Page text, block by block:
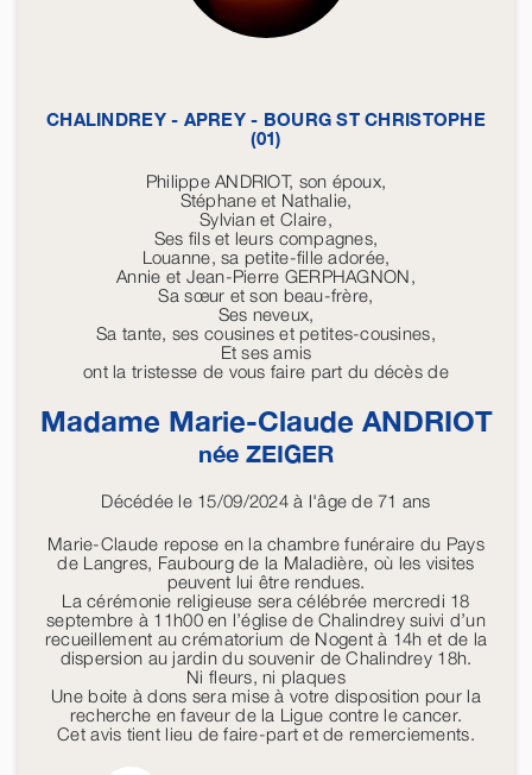
CHALINDREY - APREY - BOURG ST CHRISTOPHE
(01)
Philippe ANDRIOT, son époux,
Stéphane et Nathalie,
Sylvian et Claire,
Ses fils et leurs compagnes,
Louanne, sa petite-fille adorée,
Annie et Jean-Pierre GERPHAGNON,
Sa sœur et son beau-frère,
Ses neveux,
Sa tante, ses cousines et petites-cousines,
Et ses amis
ont la tristesse de vous faire part du décès de
Madame Marie-Claude ANDRIOT
née ZEIGER
Décédée le 15/09/2024 à l'âge de 71 ans
Marie-Claude repose en la chambre funéraire du Pays
de Langres, Faubourg de la Maladière, où les visites
peuvent lui être rendues.
La cérémonie religieuse sera célébrée mercredi 18
septembre à 11h00 en l’église de Chalindrey suivi d’un
recueillement au crématorium de Nogent à 14h et de la
dispersion au jardin du souvenir de Chalindrey 18h.
Ni fleurs, ni plaques
Une boite à dons sera mise à votre disposition pour la
recherche en faveur de la Ligue contre le cancer.
Cet avis tient lieu de faire-part et de remerciements.